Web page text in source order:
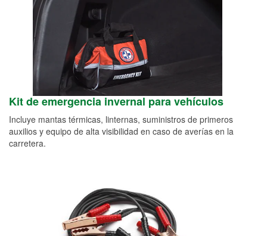
Kit de emergencia invernal para vehículos
Incluye mantas térmicas, linternas, suministros de primeros
auxilios y equipo de alta visibilidad en caso de averías en la
carretera.